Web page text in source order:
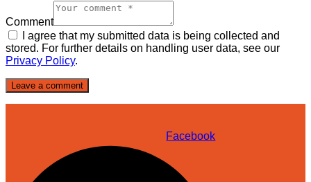
Comment
I agree that my submitted data is being collected and
stored. For further details on handling user data, see our
Privacy Policy.
Facebook